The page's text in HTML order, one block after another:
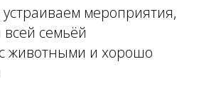
мероприятия,
семьёй
животными и хорошо